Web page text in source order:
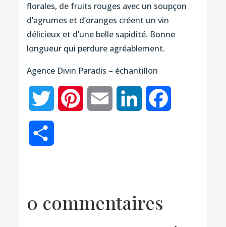
florales, de fruits rouges avec un soupçon
d’agrumes et d’oranges créent un vin
délicieux et d’une belle sapidité. Bonne
longueur qui perdure agréablement.
Agence Divin Paradis – échantillon
Twitter Pinterest Email LinkedIn
0 commentaires